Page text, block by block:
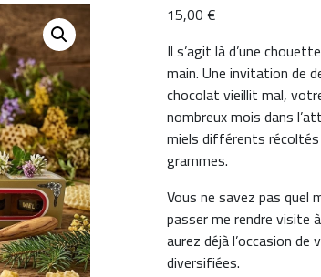
15,00€
Il s’agit là d’une
main. Une invitation de
chocolat vieillit mal,
nombreux mois dans
miels différents
grammes.
Vous ne savez pas
passer me rendre
aurez déjà l’occasion
diversifiées.